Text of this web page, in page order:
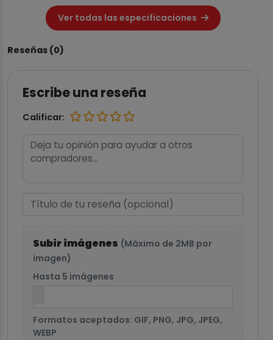
Ver todas las especificaciones
Reseñas (0)
Escribe una reseña
Calificar:
Subir imágenes (Máximo de 2MB por
imagen)
Hasta 5 imágenes
Formatos aceptados: GIF, PNG, JPG, JPEG,
WEBP